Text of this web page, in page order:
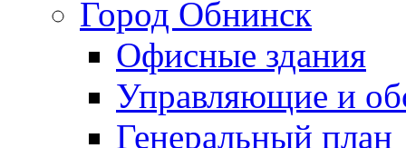
Город Обнинск
Офисные здания
Управляющие и
Генеральный план